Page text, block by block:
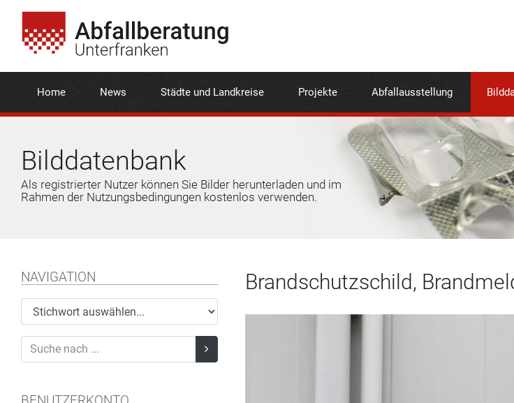
Home News Städte und Landkreise Projekte Abfallausstellung
Bilddatenbank
Als registrierter Nutzer können Sie Bilder herunterladen und im
Rahmen der Nutzungsbedingungen kostenlos verwenden.
NAVIGATION Brandschutzschild,